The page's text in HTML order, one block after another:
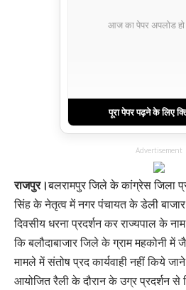
आज का पेपर अपलोड हो
पूरा पेपर पढ़ने के लिए
Advertisement
राजपुर।बलरामपुर जिले के कांग्रेस जिला
सिंह के नेतृत्व में नगर पंचायत के डेली
दिवसीय धरना प्रदर्शन कर राज्यपाल के
कि बलौदाबाजार जिले के ग्राम महकोनी
मामले में संतोष प्रद कार्यवाही नहीं किये
आयोजित रैली के दौरान के उग्र प्रदर्शन